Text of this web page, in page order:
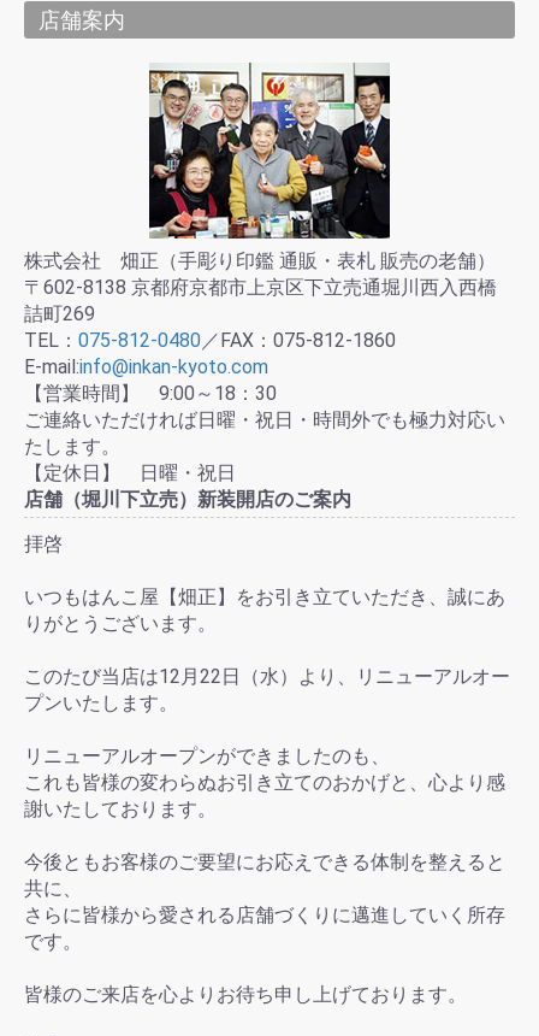
店舗案内
株式会社 畑正（手彫り印鑑 通販・表札 販売の老舗）
〒602-8138 京都府京都市上京区下立売通堀川西入西橋
詰町269
TEL： 075-812-0480／FAX：075-812-1860
E-mail:info@inkan-kyoto.com
【営業時間】 9:00～18：30
ご連絡いただければ日曜・祝日・時間外でも極力対応い
たします。
【定休日】 日曜・祝日
店舗（堀川下立売）新装開店のご案内
拝啓
いつもはんこ屋【畑正】をお引き立ていただき、誠にあ
りがとうございます。
このたび当店は12月22日（水）より、リニューアルオー
プンいたします。
リニューアルオープンができましたのも、
これも皆様の変わらぬお引き立てのおかげと、心より感
謝いたしております。
今後ともお客様のご要望にお応えできる体制を整えると
共に、
さらに皆様から愛される店舗づくりに邁進していく所存
です。
皆様のご来店を心よりお待ち申し上げております。